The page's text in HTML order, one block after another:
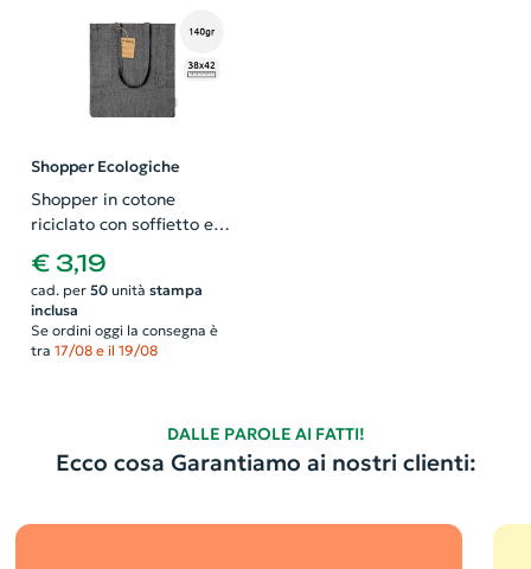
Shopper Ecologiche
Shopper in cotone
riciclato con soffietto e
manici lunghi da 140gr
38×42×8cm
€ 3,19
cad. per 50unità stampa
inclusa
Se ordini oggi la consegna è
tra 17/08 e il 19/08
DALLE PAROLE AI FATTI!
Ecco cosa Garantiamo ai nostri clienti: